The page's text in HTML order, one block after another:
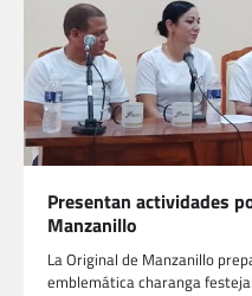
Presentan actividades
Manzanillo
La Original de Manzanillo
emblemática charanga